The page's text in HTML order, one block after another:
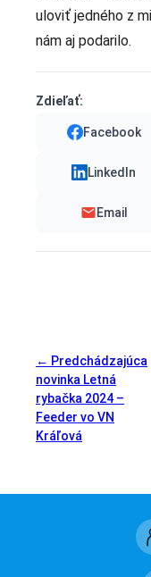
uloviť jedného z
nám aj podarilo.
Zdieľať:
Facebook
LinkedIn
Email
← Predchádzajúca
novinka Letná
rybačka 2024 –
Feeder vo VN
Kráľová